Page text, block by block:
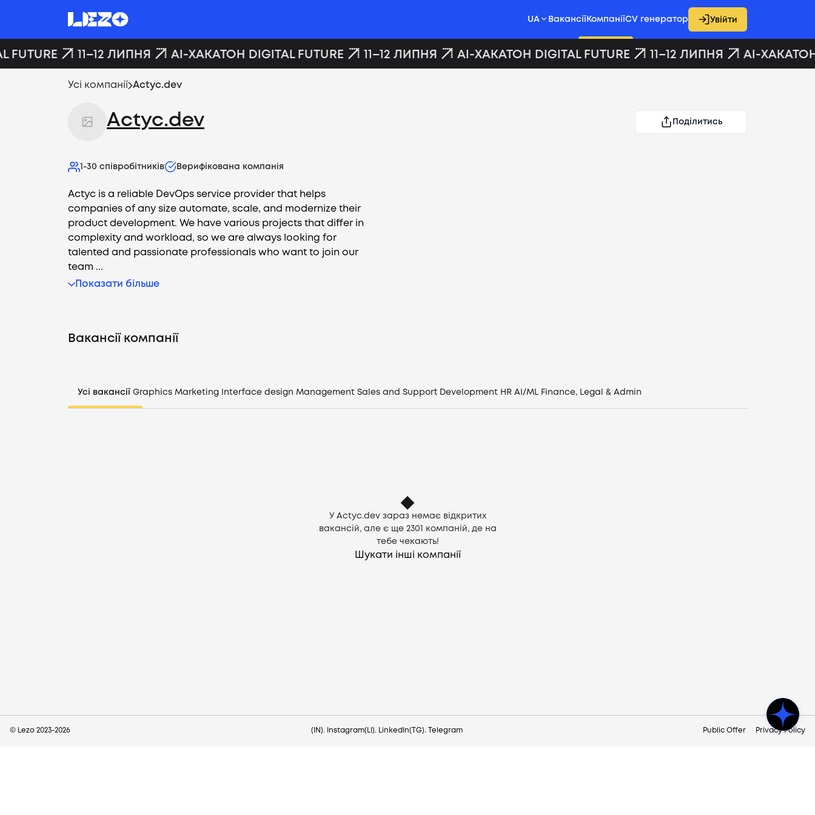
Увійти
UA Вакансії КомпаніїCV генератор Увійти
11–12 ЛИПНЯ AI-ХАКАТОН DIGITAL FUTURE 11–12 ЛИПНЯ AI-ХАКАТОН DIGITAL FUTURE 11–12 ЛИПНЯ AI-ХАКАТОН
Усі компанії Actyc.dev
Actyc.dev Поділитись
1-30 співробітників Верифікована компанія
Actyc is a reliable DevOps service provider that helps
companies of any size automate, scale, and modernize their
product development. We have various projects that differ in
complexity and workload, so we are always looking for
talented and passionate professionals who want to join our
team ...
Показати більше
Вакансії компанії
Усі вакансії Graphics Marketing Interface design Management Sales and Support Development HR AI/ML Finance, Legal & Admin
У Actyc.dev зараз немає відкритих
вакансій, але є ще 2301
компаній, де на
тебе чекають!
Шукати інші компанії
© Lezo 2023-2026 (IN). Instagram(LI). LinkedIn(TG). Telegram Public Offer Privacy Policy